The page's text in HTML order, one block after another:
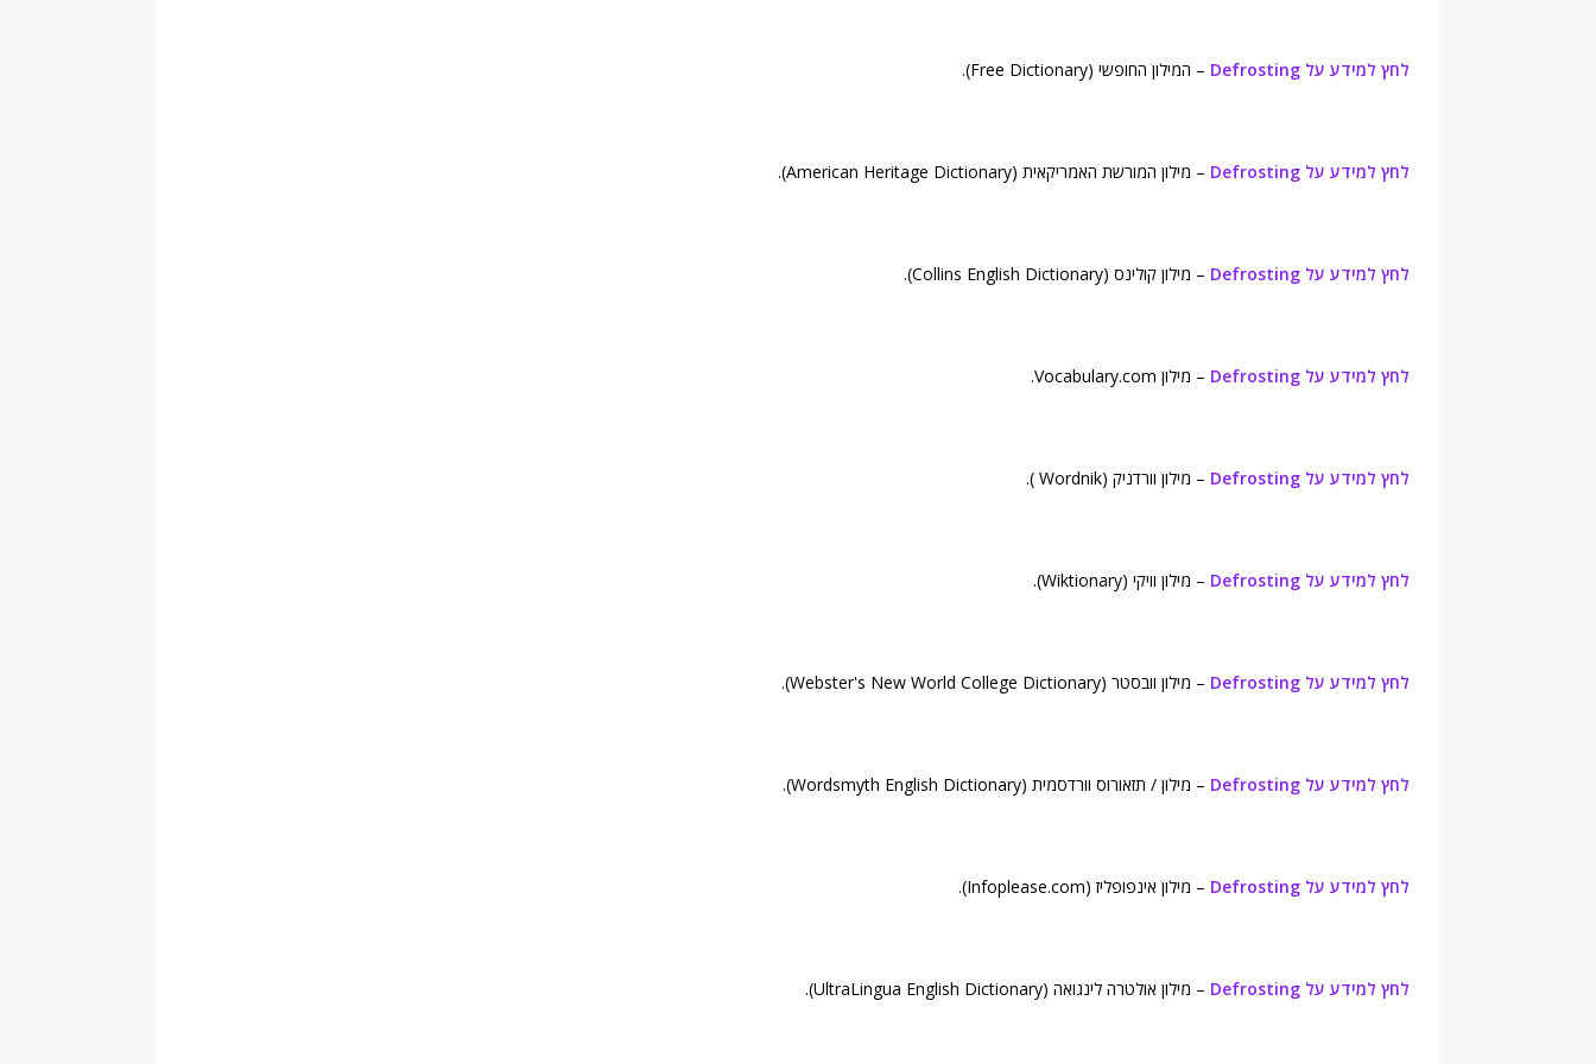
לחץ למידע על Defrosting – המילון החופשי (Free Dictionary).
לחץ למידע על Defrosting – מילון המורשת האמריקאית (American Heritage Dictionary).
לחץ למידע על Defrosting – מילון קולינס (Collins English Dictionary).
לחץ למידע על Defrosting – מילון Vocabulary.com.
לחץ למידע על Defrosting – מילון וורדניק (Wordnik ).
לחץ למידע על Defrosting – מילון וויקי (Wiktionary).
לחץ למידע על Defrosting – מילון וובסטר (Webster's New World College Dictionary).
לחץ למידע על Defrosting – מילון / תזאורוס וורדסמית (Wordsmyth English Dictionary).
לחץ למידע על Defrosting – מילון אינפופליז (Infoplease.com).
לחץ למידע על Defrosting – מילון אולטרה לינגואה (UltraLingua English Dictionary).